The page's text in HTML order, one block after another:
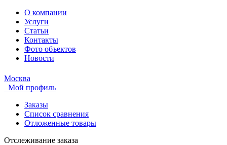
О компании
Услуги
Статьи
Контакты
Фото объектов
Новости
Москва
Мой профиль
Заказы
Список сравнения
Отложенные товары
Отслеживание заказа